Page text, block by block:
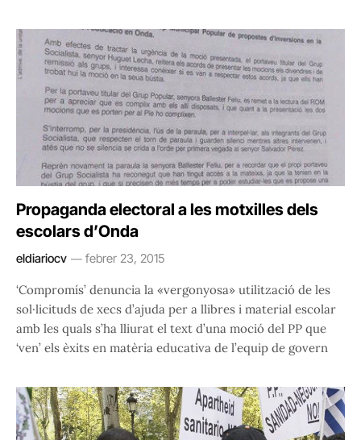
Propaganda electoral a les motxilles dels
escolars d’Onda
eldiariocv febrer 23, 2015
‘Compromís’ denuncia la «vergonyosa» utilització de les
sol·licituds de xecs d’ajuda per a llibres i material escolar
amb les quals s’ha lliurat el text d’una moció del PP que
‘ven’ els èxits en matèria educativa de l’equip de govern